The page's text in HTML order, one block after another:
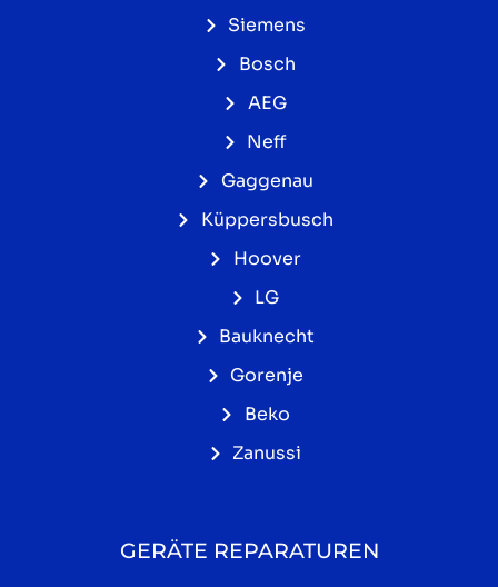
Siemens
Bosch
AEG
Neff
Gaggenau
Küppersbusch
Hoover
LG
Bauknecht
Gorenje
Beko
Zanussi
GERÄTE REPARATUREN